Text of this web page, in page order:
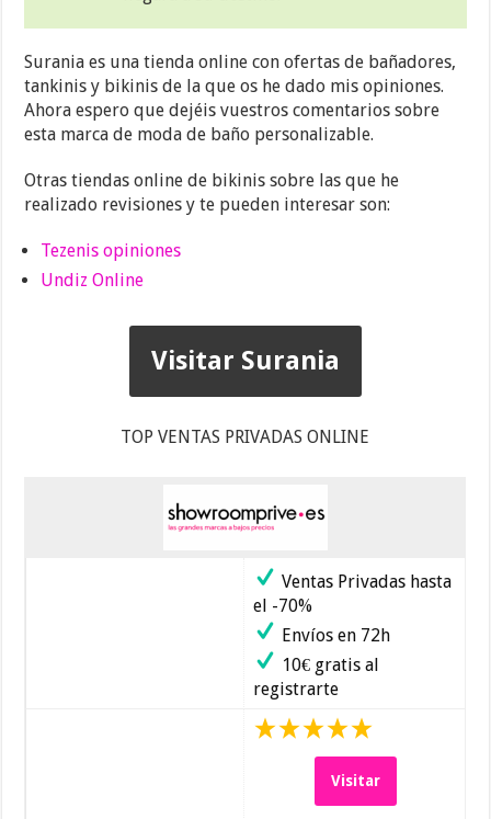
Surania es una tienda online con ofertas de bañadores,
tankinis y bikinis de la que os he dado mis opiniones.
Ahora espero que dejéis vuestros comentarios sobre
esta marca de moda de baño personalizable.
Otras tiendas online de bikinis sobre las que he
realizado revisiones y te pueden interesar son:
Tezenis opiniones
Undiz Online
Visitar Surania
TOP VENTAS PRIVADAS ONLINE
Ventas Privadas hasta
el -70%
Envíos en 72h
10€ gratis al
registrarte
Visitar